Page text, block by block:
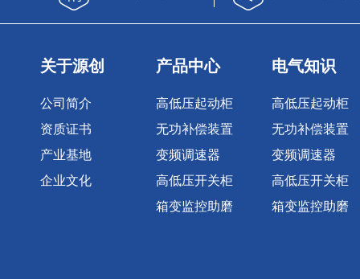
关于源创
公司简介
资质证书
产业基地
企业文化
产品中心
高低压起动柜
无功补偿装置
变频调速器
高低压开关柜
箱变监控助磨
电气知识
高低压起动柜
无功补偿装置
变频调速器
高低压开关柜
箱变监控助磨